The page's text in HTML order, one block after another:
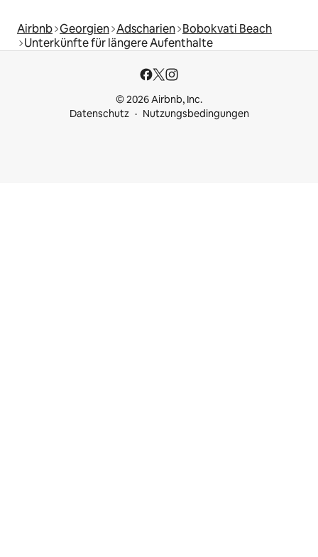
Airbnb Georgien Adscharien Bobokvati Beach
Unterkünfte für längere Aufenthalte
© 2026 Airbnb, Inc.
Datenschutz
Nutzungsbedingungen